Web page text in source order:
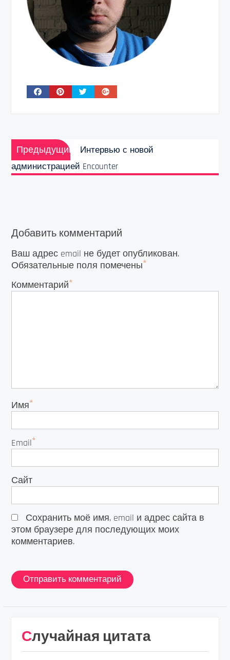
Навигация
по
записям
Предыдущий
Предыдущая
запись:
Интервью с новой
администрацией Encounter
Добавить комментарий
Ваш адрес email не будет опубликован.
Обязательные поля помечены*
Комментарий*
Имя*
Email*
Сайт
Сохранить моё имя, email и адрес сайта в
этом браузере для последующих моих
комментариев.
Случайная цитата